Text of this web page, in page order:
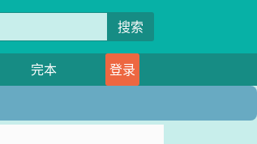
搜索
完本 登录